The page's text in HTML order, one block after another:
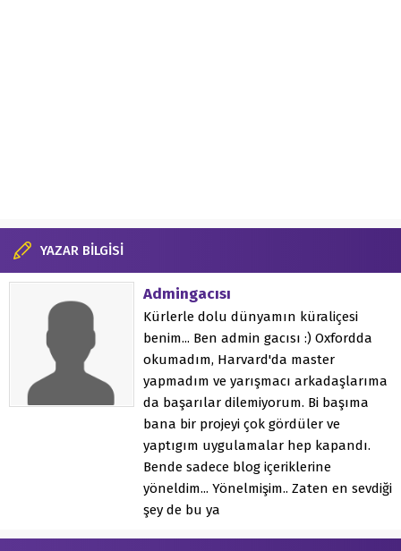
YAZAR BİLGİSİ
Admingacısı
Kürlerle dolu dünyamın küraliçesi
benim... Ben admin gacısı :) Oxfordda
okumadım, Harvard'da master
yapmadım ve yarışmacı arkadaşlarıma
da başarılar dilemiyorum. Bi başıma
bana bir projeyi çok gördüler ve
yaptıgım uygulamalar hep kapandı.
Bende sadece blog içeriklerine
yöneldim... Yönelmişim.. Zaten en sevdiği
şey de bu ya